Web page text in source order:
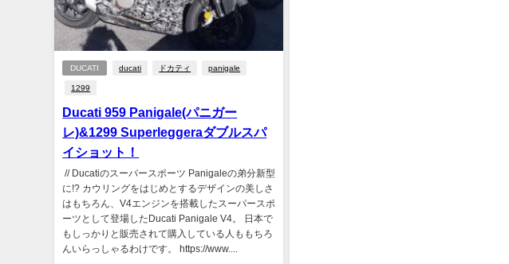
DUCATI ducati ドカティ panigale
1299
Ducati 959 Panigale(パニガー
レ)&1299 Superleggeraダブルスパ
イショット！
// Ducatiのスーパースポーツ Panigaleの弟分新型
に!? カウリングをはじめとするデザインの美しさ
はもちろん、V4エンジンを搭載したスーパースポ
ーツとして登場したDucati Panigale V4。 日本で
もしっかりと販売されて購入している人ももちろ
んいらっしゃるわけです。 https://www....